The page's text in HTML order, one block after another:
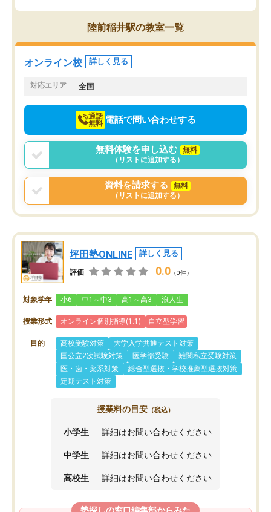
陸前稲井駅の教室一覧
オンライン校 詳しく見る
対応エリア 全国
通話
無料 電話で問い合わせする
無料体験を申し込む
無料
（リストに追加する）
資料を請求する
無料
（リストに追加する）
坪田塾ONLINE 詳しく見る
評価 0.0 （0件）
対象学年 小6 中1～中3 高1～高3 浪人生
授業形式 オンライン個別指導(1:1) 自立型学習
目的 高校受験対策
大学入学共通テスト対策
国公立2次試験対策
医学部受験
難関私立受験対策
医・歯・薬系対策
総合型選抜・学校推薦型選抜対策
定期テスト対策
授業料の目安 （税込）
小学生 詳細はお問い合わせください
中学生 詳細はお問い合わせください
高校生 詳細はお問い合わせください
塾探しの窓口編集部からみた